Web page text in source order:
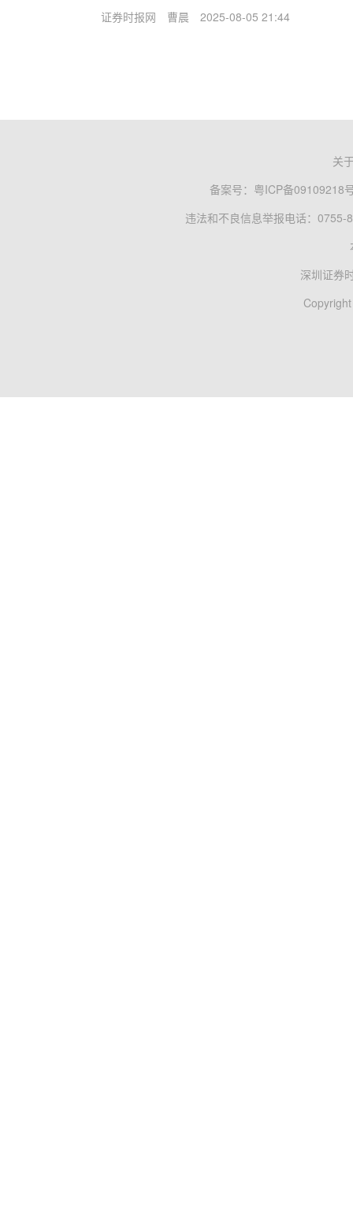
证券时报网 曹晨 2025-08-05 21:44
关
备案号： 粤ICP备09109218
违法和不良信息举报电话：0755-
深圳证券